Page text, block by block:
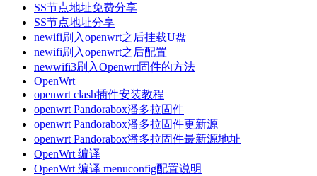
SS节点地址免费分享
SS节点地址分享
newifi刷入openwrt之后挂载U盘
newifi刷入openwrt之后配置
newwifi3刷入Openwrt固件的方法
OpenWrt
openwrt clash插件安装教程
openwrt Pandorabox潘多拉固件
openwrt Pandorabox潘多拉固件更新源
openwrt Pandorabox潘多拉固件最新源地址
OpenWrt 编译
OpenWrt 编译 menuconfig配置说明